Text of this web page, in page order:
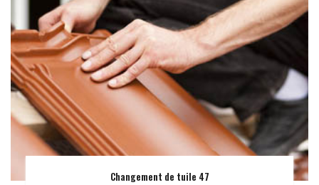
Changement de tuile 47